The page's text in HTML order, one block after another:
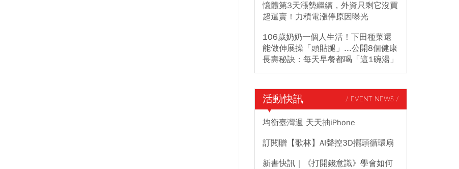
憶體第3天漲勢繼續，外資只剩它沒買
超還賣！力積電漲停原因曝光
106歲奶奶一個人生活！下田種菜還
能做伸展操「頭貼腿」...公開8個健康
長壽秘訣：每天早餐都喝「這1碗湯」
活動快訊 / EVENT NEWS /
均衡臺灣週 天天抽iPhone
訂閱贈【歌林】AI聲控3D擺頭循環扇
新書快訊｜《打開錢意識》學會如何